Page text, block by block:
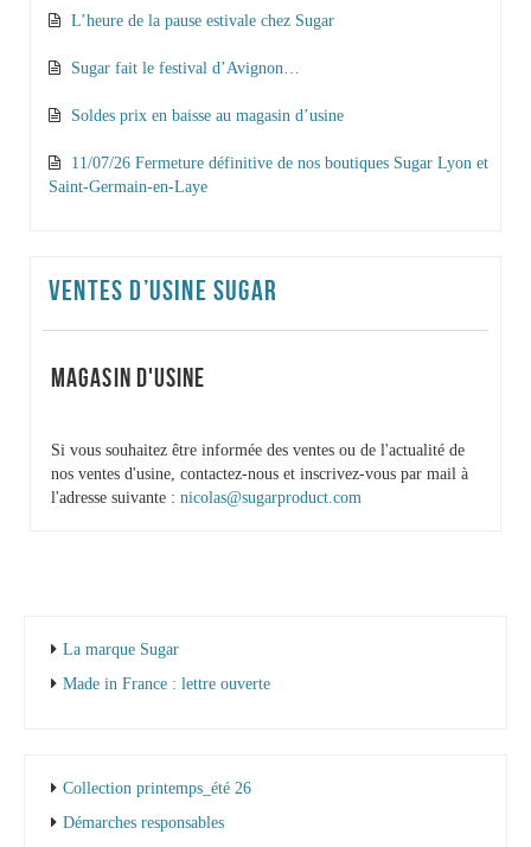
L’heure de la pause estivale chez Sugar
Sugar fait le festival d’Avignon…
Soldes prix en baisse au magasin d’usine
11/07/26 Fermeture définitive de nos boutiques Sugar Lyon et
Saint-Germain-en-Laye
VENTES D’USINE SUGAR
MAGASIN D'USINE
Si vous souhaitez être informée des ventes ou de l'actualité de
nos ventes d'usine, contactez-nous et inscrivez-vous par mail à
l'adresse suivante : nicolas@sugarproduct.com
La marque Sugar
Made in France : lettre ouverte
Collection printemps_été 26
Démarches responsables